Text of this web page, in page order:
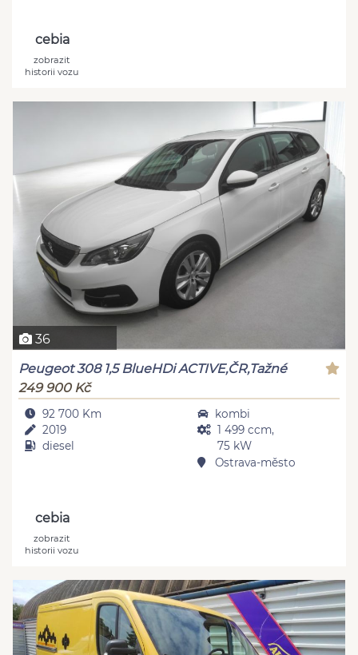
cebia
zobrazit
historii vozu
36
Peugeot 308 1,5 BlueHDi ACTIVE,ČR,Tažné
249 900 Kč
92 700 Km
2019
diesel
kombi
1 499 ccm,
75 kW
Ostrava-město
cebia
zobrazit
historii vozu